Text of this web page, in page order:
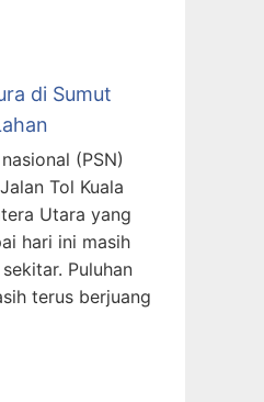
di Sumut
(PSN)
Tol Kuala
Utara yang
hari ini masih
Puluhan
terus berjuang